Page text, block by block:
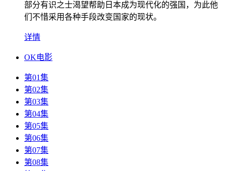
部分有识之士渴望帮助日本成为现代化的强国，为此他
们不惜采用各种手段改变国家的现状。
详情
OK电影
第01集
第02集
第03集
第04集
第05集
第06集
第07集
第08集